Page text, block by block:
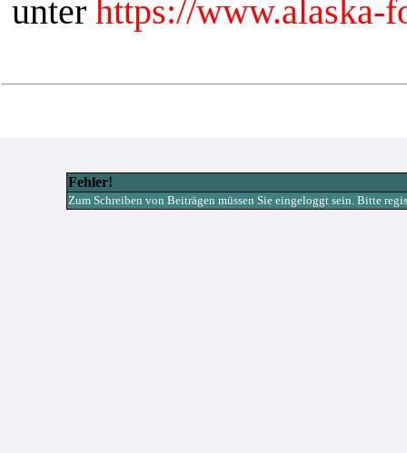
unter https://www.alaska-
Fehler!
Zum Schreiben von Beiträgen müssen Sie eingeloggt sein. Bitte